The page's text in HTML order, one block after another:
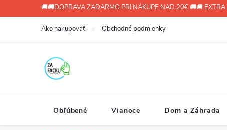
na
🚚🚚DOPRAVA ZADARMO PRI NÁKUPE NAD 20€ 🚚🚚
Ako nakupovať Obchodné podmienky
Obľúbené Vianoce Dom a Záhrada